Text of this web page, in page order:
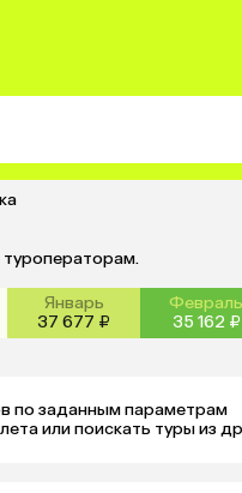
Январь
37 677 ₽
Февраль
35 162 ₽
по заданным параметрам
или поискать туры из